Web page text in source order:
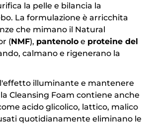
la pelle e bilancia la
La formulazione è arricchita
che mimano il Natural
(NMF), pantenolo e proteine del
calmano e rigenerano la
illuminante e mantenere
Cleansing Foam contiene anche
acido glicolico, lattico, malico
quotidianamente eliminano le